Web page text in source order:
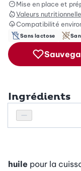
Mise en place et
Valeurs
Compatibilité
Sans lactose
Ingrédients
Réduire le nombre
Personnes
huile pour la